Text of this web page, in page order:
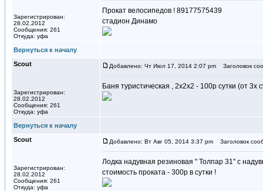
Зарегистрирован:
28.02.2012
Сообщения: 261
Откуда: уфа
Прокат велосипедов ! 89177575439
стадион Динамо
Вернуться к началу
Scout
Зарегистрирован:
28.02.2012
Сообщения: 261
Откуда: уфа
Добавлено: Чт Июл 17, 2014 2:07 pm Заголовок
Баня туристическая , 2х2х2 - 100р сутки (от 3х
Вернуться к началу
Scout
Зарегистрирован:
28.02.2012
Сообщения: 261
Откуда: уфа
Добавлено: Вт Авг 05, 2014 3:37 pm Заголовок
Лодка надувная резиновая " Толпар 31" с
стоимость проката - 300р в сутки !